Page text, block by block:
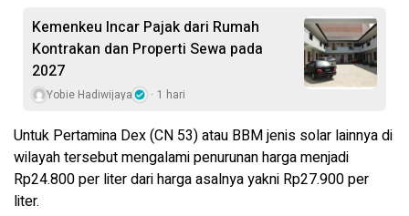
Kemenkeu Incar Pajak dari Rumah
Kontrakan dan Properti Sewa pada
2027
Yobie Hadiwijaya 1 hari
Untuk Pertamina Dex (CN 53) atau BBM jenis solar lainnya di
wilayah tersebut mengalami penurunan harga menjadi
Rp24.800 per liter dari harga asalnya yakni Rp27.900 per
liter.